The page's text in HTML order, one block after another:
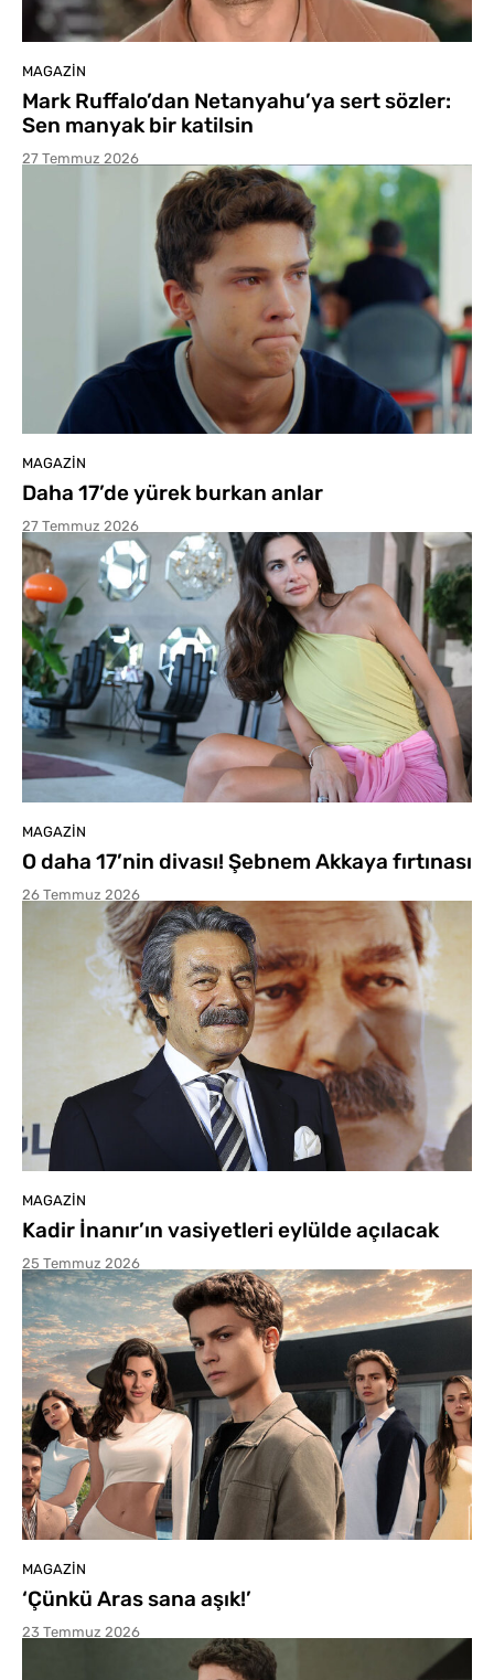
MAGAZIN
Mark Ruffalo’dan Netanyahu’ya sert sözler:
Sen manyak bir katilsin
27 Temmuz 2026
MAGAZIN
Daha 17’de yürek burkan anlar
27 Temmuz 2026
MAGAZIN
O daha 17’nin divası! Şebnem Akkaya fırtınası
26 Temmuz 2026
MAGAZIN
Kadir İnanır’ın vasiyetleri eylülde açılacak
25 Temmuz 2026
MAGAZIN
‘Çünkü Aras sana aşık!’
23 Temmuz 2026